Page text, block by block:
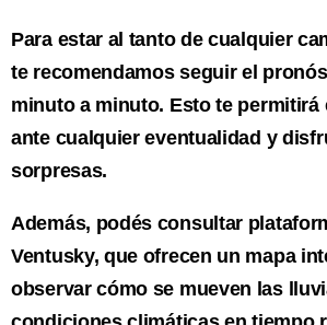
Para estar al tanto de cualquier
te recomendamos seguir el
minuto a minuto. Esto te permitirá
ante cualquier eventualidad y
sorpresas.
Además, podés consultar
Ventusky, que ofrecen un mapa
observar cómo se mueven las